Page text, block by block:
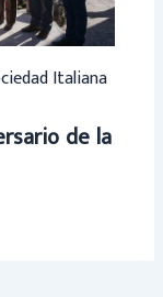
Italiana
de la